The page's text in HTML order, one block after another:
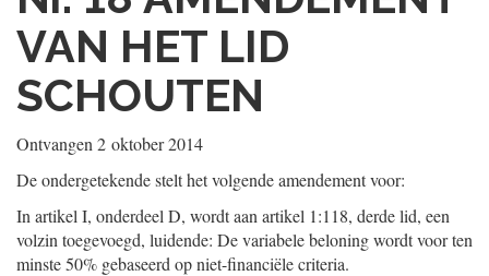
VAN HET LID
SCHOUTEN
Ontvangen 2 oktober 2014
De ondergetekende stelt het volgende amendement voor:
In artikel I, onderdeel D, wordt aan artikel 1:118, derde lid, een
volzin toegevoegd, luidende: De variabele beloning wordt voor ten
minste 50% gebaseerd op niet-financiële criteria.